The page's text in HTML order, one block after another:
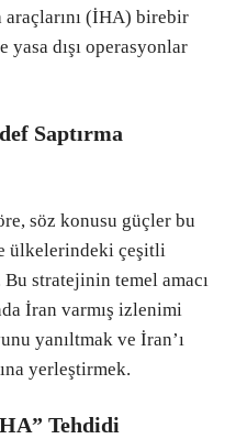
araçlarını (İHA) birebir
dışı operasyonlar
Saptırma
söz konusu güçler bu
ülkelerindeki çeşitli
stratejinin temel amacı
İran varmış izlenimi
yanıltmak ve İran’ı
yerleştirmek.
Tehdidi